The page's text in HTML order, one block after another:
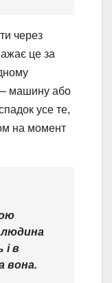
через
це за
— машину або
усе те,
на момент
і в
вона.